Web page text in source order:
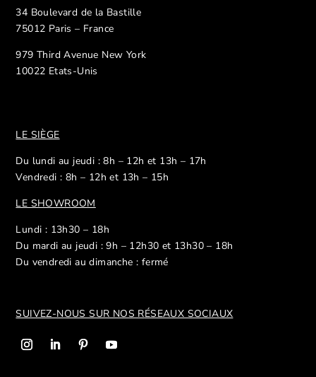
34 Boulevard de la Bastille
75012 Paris – France
979 Third Avenue New York
10022 Etats-Unis
LE SIÈGE
Du lundi au jeudi : 8h – 12h et 13h – 17h
Vendredi : 8h – 12h et 13h – 15h
LE SHOWROOM
Lundi : 13h30 – 18h
Du mardi au jeudi : 9h – 12h30 et 13h30 – 18h
Du vendredi au dimanche : fermé
SUIVEZ-NOUS SUR NOS RÉSEAUX SOCIAUX